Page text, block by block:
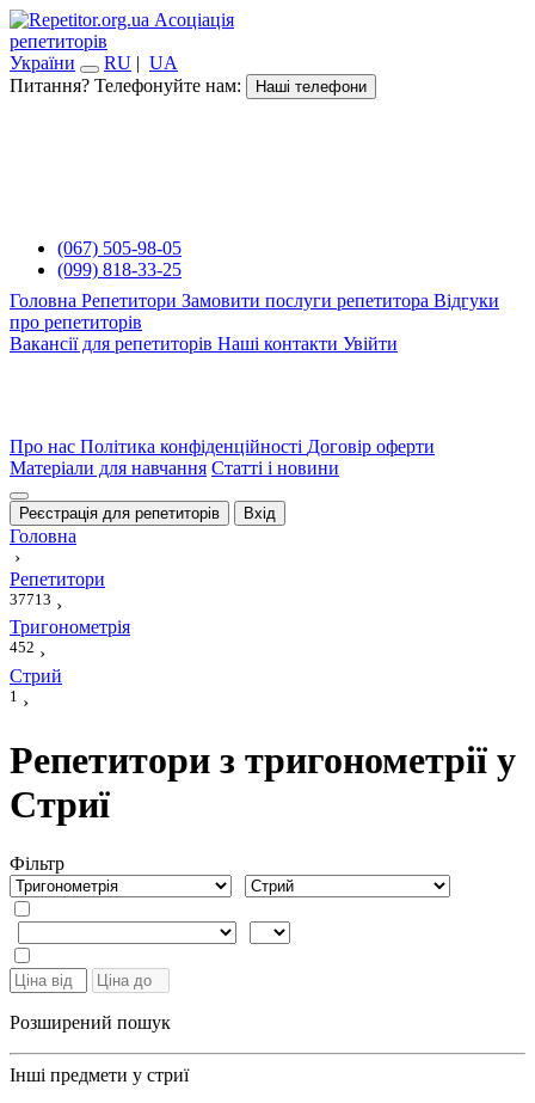
Асоціація
репетиторів
України
RU | UA
Питання? Телефонуйте нам:
Наші телефони
(067) 505-98-05
(099) 818-33-25
Головна Репетитори Замовити послуги репетитора Відгуки
про репетиторів
Вакансії для репетиторів Наші контакти Увійти
Про нас Політика конфіденційності Договір оферти
Матеріали для навчання Статті і новини
Реєстрація для репетиторів Вхід
Головна
›
Репетитори
37713 ›
Тригонометрія
452 ›
Стрий
1 ›
Репетитори з тригонометрії у
Стриї
Фiльтр
Розширений пошук
Інші предмети у стриї